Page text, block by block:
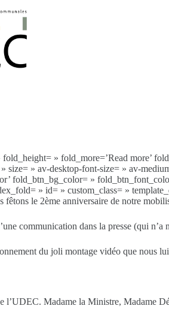
» fold_more=’Read more’
size= » av-desktop-font-size= » av-
fold_btn_bg_color= »
» id= » custom_class= »
fêtons le 2ème anniversaire de notre
communication dans la presse (qui
du joli montage vidéo que nous
l’UDEC. Madame la Ministre, Madame